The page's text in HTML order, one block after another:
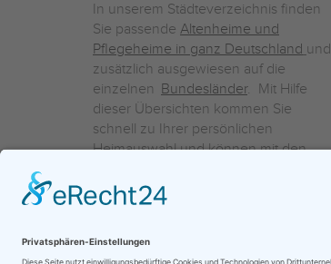
In unserem Städteverzeichnis finden
Sie passende Altenheime und
Pflegeheime in ganz Deutschland und
zusätzlich ausgewiesen auf die
einzelnen Bundesländer. Mit Hilfe
dieser Übersichten kommen Sie
schnell zu Ihrer persönlichen
Heimauswahl und können mit den
einzelnen Häuser Leistungsvergleiche
vornehmen.